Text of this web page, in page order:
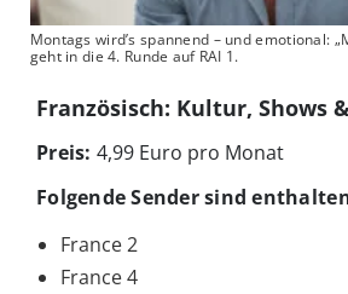
Montags wird’s spannend – und emotional:
geht in die 4. Runde auf RAI 1.
Französisch: Kultur, Shows
Preis: 4,99 Euro pro Monat
Folgende Sender sind
France 2
France 4